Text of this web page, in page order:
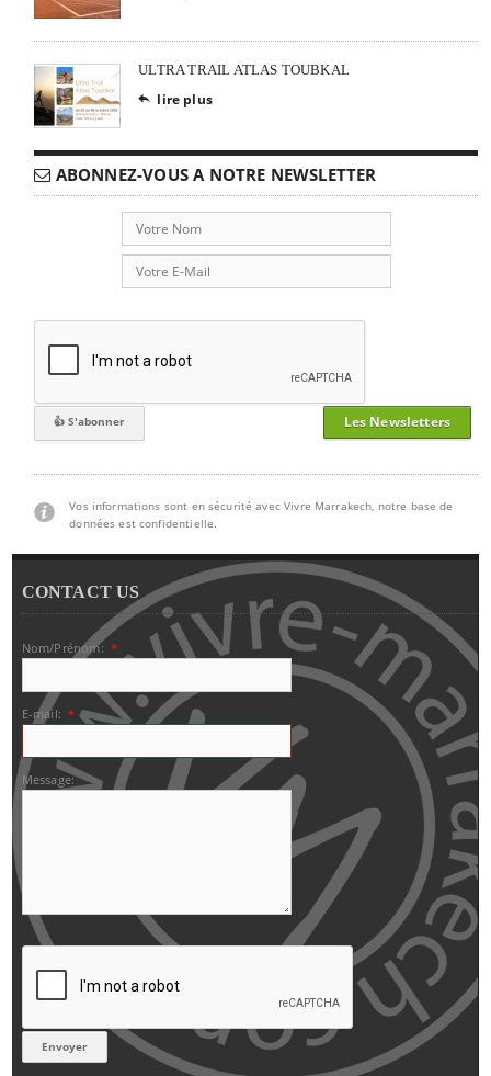
ULTRA TRAIL ATLAS TOUBKAL
 lire plus
ABONNEZ-VOUS A NOTRE NEWSLETTER
Les Newsletters
Vos informations sont en sécurité avec Vivre Marrakech, notre base de
données est confidentielle.
CONTACT US
Nom/Prénom: *
E-mail: *
Message: